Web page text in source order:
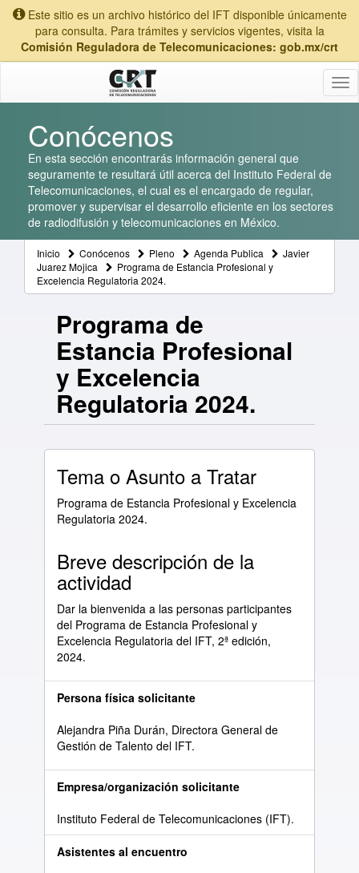
Este sitio es un archivo histórico del IFT disponible únicamente
para consulta. Para trámites y servicios vigentes, visita la
Comisión Reguladora de Telecomunicaciones: gob.mx/crt
Conócenos
En esta sección encontrarás información general que
seguramente te resultará útil acerca del Instituto Federal de
Telecomunicaciones, el cual es el encargado de regular,
promover y supervisar el desarrollo eficiente en los sectores
de radiodifusión y telecomunicaciones en México.
Inicio Conócenos Pleno Agenda Publica
Javier
Juarez Mojica
Programa de Estancia Profesional y
Excelencia Regulatoria 2024.
Programa de
Estancia Profesional
y Excelencia
Regulatoria 2024.
Tema o Asunto a Tratar
Programa de Estancia Profesional y Excelencia
Regulatoria 2024.
Breve descripción de la
actividad
Dar la bienvenida a las personas participantes
del Programa de Estancia Profesional y
Excelencia Regulatoria del IFT, 2ª edición,
2024.
Persona física solicitante
Alejandra Piña Durán, Directora General de
Gestión de Talento del IFT.
Empresa/organización solicitante
Instituto Federal de Telecomunicaciones (IFT).
Asistentes al encuentro